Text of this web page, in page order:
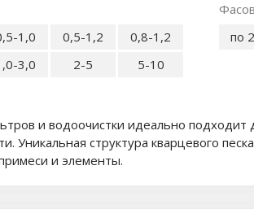
1,0 0,5-1,2
0,8-1,2
3,0 2-5
5-10
по
и водоочистки идеально подходит
Уникальная структура кварцевого
и элементы.